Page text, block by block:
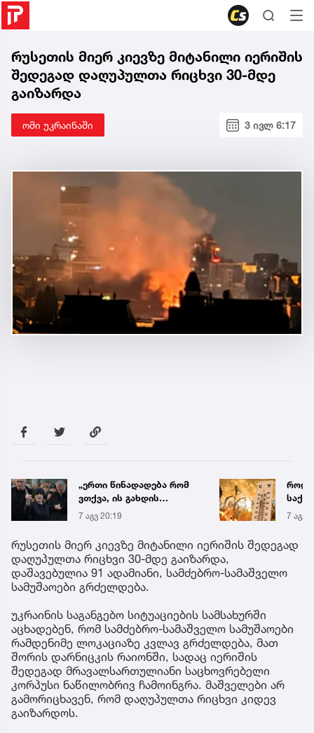
რუსეთის მიერ კიევზე მიტანილი იერიშის
შედეგად დაღუპულთა რიცხვი 30-მდე
გაიზარდა
ომი უკრაინაში 3 ივლ 6:17
„ერთი წინადადება რომ
ვთქვა, ის გახდის
ნათელს, თუ რატომ იყო
ნია იმნაძე
წამქეზებელი...“ - გიგა
ავალიანის დედა
7 აგვ 20:19 7 აგვ
რუსეთის მიერ კიევზე მიტანილი იერიშის შედეგად
დაღუპულთა რიცხვი 30-მდე გაიზარდა,
დაშავებულია 91 ადამიანი, სამძებრო-სამაშველო
სამუშაოები გრძელდება.
უკრაინის საგანგებო სიტუაციების სამსახურში
აცხადებენ, რომ სამძებრო-სამაშველო სამუშაოები
რამდენიმე ლოკაციაზე კვლავ გრძელდება, მათ
შორის დარნიცკის რაიონში, სადაც იერიშის
შედეგად მრავალსართულიანი საცხოვრებელი
კორპუსი ნაწილობრივ ჩამოინგრა. მაშველები არ
გამორიცხავენ, რომ დაღუპულთა რიცხვი კიდევ
გაიზარდოს.